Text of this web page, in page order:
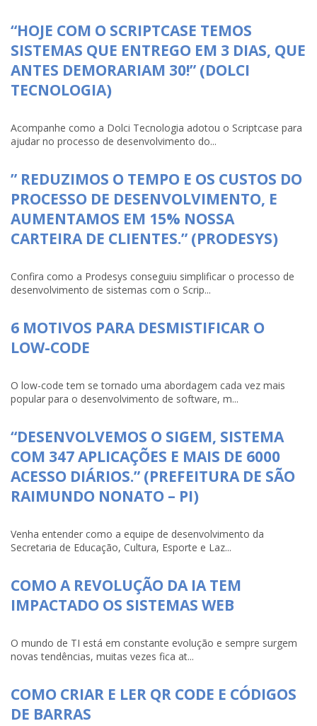
“HOJE COM O SCRIPTCASE TEMOS
SISTEMAS QUE ENTREGO EM 3 DIAS, QUE
ANTES DEMORARIAM 30!” (DOLCI
TECNOLOGIA)
Acompanhe como a Dolci Tecnologia adotou o Scriptcase para
ajudar no processo de desenvolvimento do...
” REDUZIMOS O TEMPO E OS CUSTOS DO
PROCESSO DE DESENVOLVIMENTO, E
AUMENTAMOS EM 15% NOSSA
CARTEIRA DE CLIENTES.” (PRODESYS)
Confira como a Prodesys conseguiu simplificar o processo de
desenvolvimento de sistemas com o Scrip...
6 MOTIVOS PARA DESMISTIFICAR O
LOW-CODE
O low-code tem se tornado uma abordagem cada vez mais
popular para o desenvolvimento de software, m...
“DESENVOLVEMOS O SIGEM, SISTEMA
COM 347 APLICAÇÕES E MAIS DE 6000
ACESSO DIÁRIOS.” (PREFEITURA DE SÃO
RAIMUNDO NONATO – PI)
Venha entender como a equipe de desenvolvimento da
Secretaria de Educação, Cultura, Esporte e Laz...
COMO A REVOLUÇÃO DA IA TEM
IMPACTADO OS SISTEMAS WEB
O mundo de TI está em constante evolução e sempre surgem
novas tendências, muitas vezes fica at...
COMO CRIAR E LER QR CODE E CÓDIGOS
DE BARRAS